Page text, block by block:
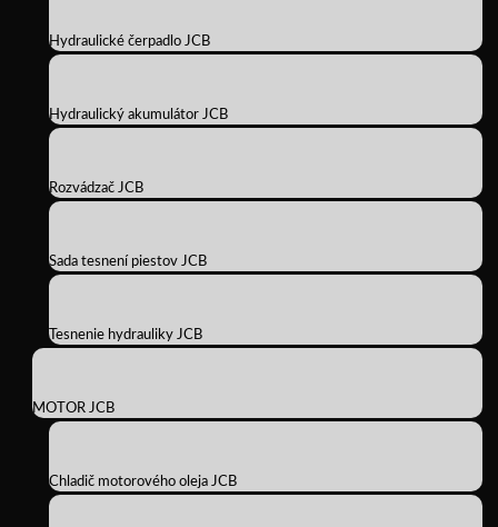
Hydraulické čerpadlo JCB
Hydraulický akumulátor JCB
Rozvádzač JCB
Sada tesnení piestov JCB
Tesnenie hydrauliky JCB
MOTOR JCB
Chladič motorového oleja JCB